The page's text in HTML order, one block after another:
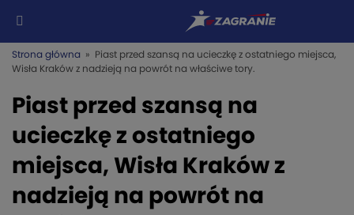
Strona główna » Piast przed szansą na ucieczkę z ostatniego miejsca,
Wisła Kraków z nadzieją na powrót na właściwe tory.
Piast przed szansą na
ucieczkę z ostatniego
miejsca, Wisła Kraków z
nadzieją na powrót na